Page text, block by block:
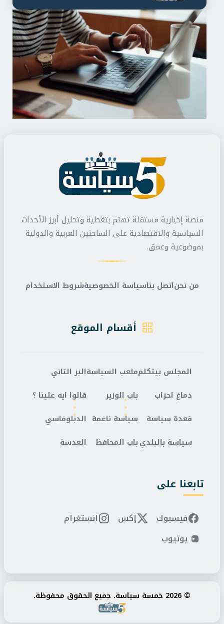
منصة إخبارية مستقلة تهتم بتغطية وتحليل أبرز الأحداث
السياسية والاقتصادية على الساحتين العربية والدولية
بموضوعية وعمق.
من نحناتصل بناسياسة الخصوصيةشروط الاستخدام
أقسام الموقع
المجلس بيتكلم
دماغ احزاب
قعدة سياسة
سياسة بالبلدي
ملعب السياسة
باب الوزير
سياسة ناعمة
باب المحافظ
البر التاني
قالوا ايه علينا ؟
الدبلوماسي
العدسة
تابعنا على
فيسبوك إكس
انستغرام
يوتيوب
© 2026 خمسة سياسة. جميع الحقوق محفوظة.